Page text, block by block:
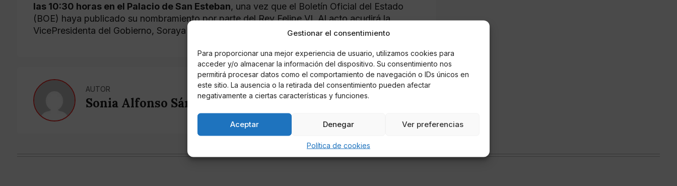
Gestionar el consentimiento
Para proporcionar una mejor experiencia de usuario, utilizamos cookies para
acceder y/o almacenar la información del dispositivo. Su consentimiento nos
permitirá procesar datos como el comportamiento de navegación o IDs únicos en
este sitio. La ausencia o la retirada del consentimiento pueden afectar
negativamente a ciertas características y funciones.
Aceptar Denegar Ver preferencias
Política de cookies
las 10:30 horas en el Palacio de San Esteban, una vez que el Boletín Oficial del Estado
(BOE) haya publicado su nombramiento por parte del Rey Felipe VI. Al acto acudirá la
VicePresidenta del Gobierno, Soraya Sáez de Santamaría.
AUTOR
Sonia Alfonso Sánchez